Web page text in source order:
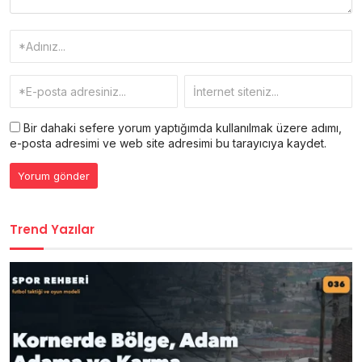
Bir dahaki sefere yorum yaptığımda kullanılmak üzere adımı,
e-posta adresimi ve web site adresimi bu tarayıcıya kaydet.
Trend Yazılar